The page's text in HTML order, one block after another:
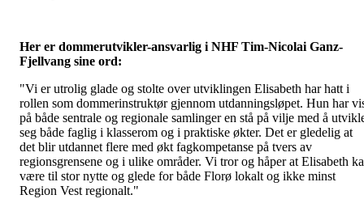
Her er dommerutvikler-ansvarlig i NHF Tim-Nicolai Ganz-
Fjellvang sine ord:
"Vi er utrolig glade og stolte over utviklingen Elisabeth har hatt i
rollen som dommerinstruktør gjennom utdanningsløpet. Hun har
på både sentrale og regionale samlinger en stå på vilje med å
seg både faglig i klasserom og i praktiske økter. Det er gledelig at
det blir utdannet flere med økt fagkompetanse på tvers av
regionsgrensene og i ulike områder. Vi tror og håper at Elisabeth
være til stor nytte og glede for både Florø lokalt og ikke minst
Region Vest regionalt."